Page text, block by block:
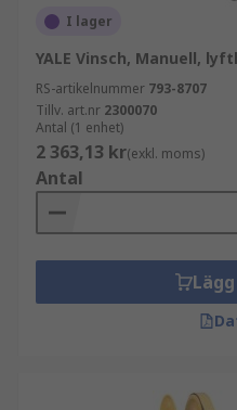
I lager
YALE Vinsch, Manuell,
RS-artikelnummer 793-8707
Tillv. art.nr 2300070
Antal (1 enhet)
2 363,13 kr(exkl. moms)
Antal